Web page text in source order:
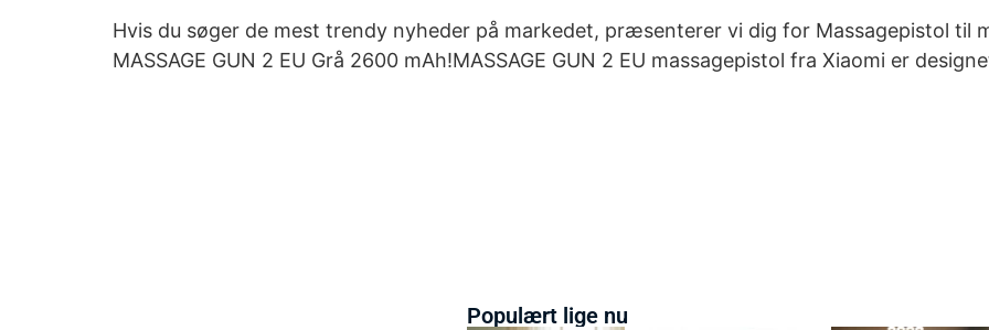
Hvis du søger de mest trendy nyheder på markedet, præsenterer vi dig for Massagepistol til
MASSAGE GUN 2 EU Grå 2600 mAh!MASSAGE GUN 2 EU massagepistol fra Xiaomi er
Populært lige nu